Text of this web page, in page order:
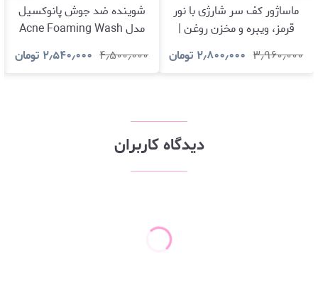
ماساژور کف سر شارژی با نور
قرمز، ویبره و مخزن روغن |
تجربه‌ای حرفه‌ای برای مراقبت
از مو و پوست س۳٫۹۶۰٫۰۰۰ ۲٫۸۰۰٫۰۰۰ تومان
شوینده ضد جوش پانوکسیل
مدل Acne Foaming Wash
10% Benzoyl Peroxide
۴٫۵۰۰٫۰۰۰ ۲٫۵۴۰٫۰۰۰ تومان
دیدگاه کاربران